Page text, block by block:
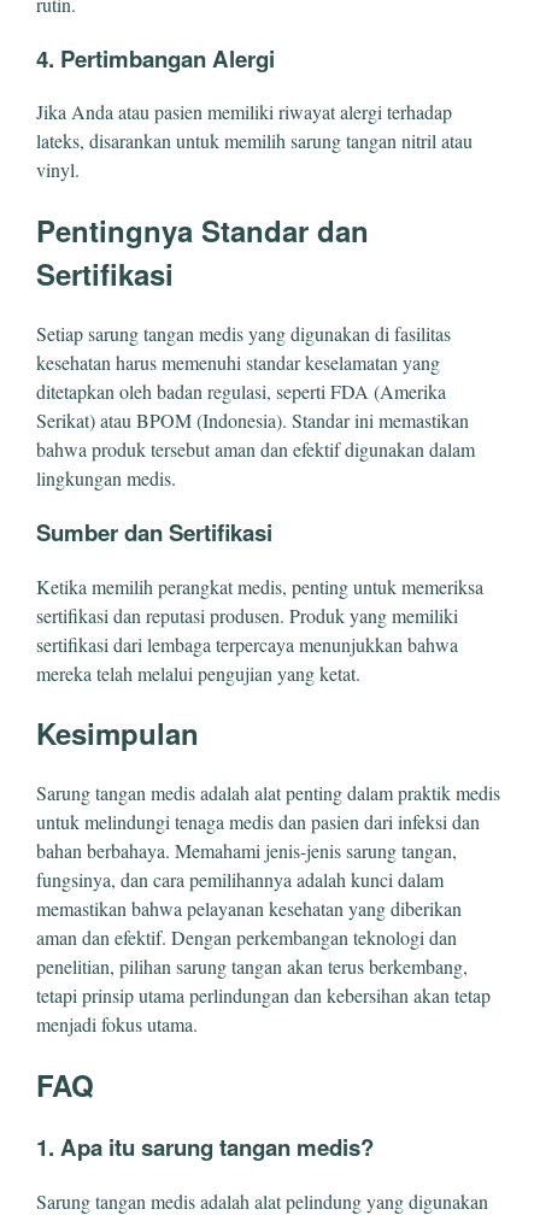
4. Pertimbangan Alergi
Jika Anda atau pasien memiliki riwayat alergi terhadap
lateks, disarankan untuk memilih sarung tangan nitril atau
vinyl.
Pentingnya Standar dan
Sertifikasi
Setiap sarung tangan medis yang digunakan di fasilitas
kesehatan harus memenuhi standar keselamatan yang
ditetapkan oleh badan regulasi, seperti FDA (Amerika
Serikat) atau BPOM (Indonesia). Standar ini memastikan
bahwa produk tersebut aman dan efektif digunakan dalam
lingkungan medis.
Sumber dan Sertifikasi
Ketika memilih perangkat medis, penting untuk memeriksa
sertifikasi dan reputasi produsen. Produk yang memiliki
sertifikasi dari lembaga terpercaya menunjukkan bahwa
mereka telah melalui pengujian yang ketat.
Kesimpulan
Sarung tangan medis adalah alat penting dalam praktik medis
untuk melindungi tenaga medis dan pasien dari infeksi dan
bahan berbahaya. Memahami jenis-jenis sarung tangan,
fungsinya, dan cara pemilihannya adalah kunci dalam
memastikan bahwa pelayanan kesehatan yang diberikan
aman dan efektif. Dengan perkembangan teknologi dan
penelitian, pilihan sarung tangan akan terus berkembang,
tetapi prinsip utama perlindungan dan kebersihan akan tetap
menjadi fokus utama.
FAQ
1. Apa itu sarung tangan medis?
Sarung tangan medis adalah alat pelindung yang digunakan